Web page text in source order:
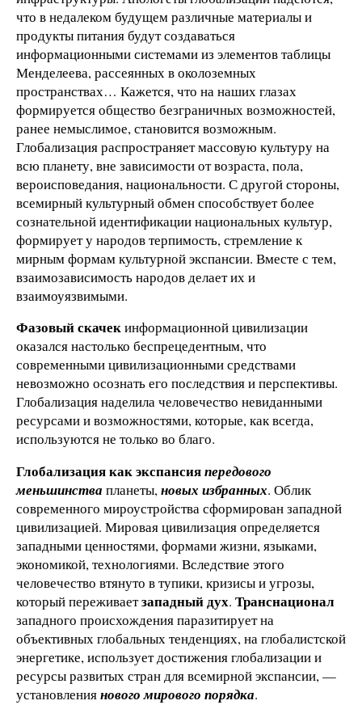
что в недалеком будущем различные материалы и
продукты питания будут создаваться
информационными системами из элементов таблицы
Менделеева, рассеянных в околоземных
пространствах… Кажется, что на наших глазах
формируется общество безграничных возможностей,
ранее немыслимое, становится возможным.
Глобализация распространяет массовую культуру на
всю планету, вне зависимости от возраста, пола,
вероисповедания, национальности. С другой стороны,
всемирный культурный обмен способствует более
сознательной идентификации национальных культур,
формирует у народов терпимость, стремление к
мирным формам культурной экспансии. Вместе с тем,
взаимозависимость народов делает их и
взаимоуязвимыми.
Фазовый скачекинформационной цивилизации
оказался настолько беспрецедентным, что
современными цивилизационными средствами
невозможно осознать его последствия и перспективы.
Глобализация наделила человечество невиданными
ресурсами и возможностями, которые, как всегда,
используются не только во благо.
Глобализация как экспансияпередового
меньшинства планеты,новых избранных. Облик
современного мироустройства сформирован западной
цивилизацией. Мировая цивилизация определяется
западными ценностями, формами жизни, языками,
экономикой, технологиями. Вследствие этого
человечество втянуто в тупики, кризисы и угрозы,
который переживаетзападный дух. Транснационал
западного происхождения паразитирует на
объективных глобальных тенденциях, на глобалистской
энергетике, использует достижения глобализации и
ресурсы развитых стран для всемирной экспансии, —
установлениянового мирового порядка.